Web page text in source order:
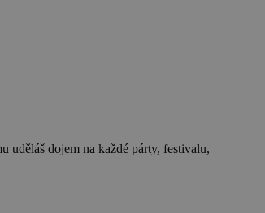
uděláš dojem na každé párty, festivalu,